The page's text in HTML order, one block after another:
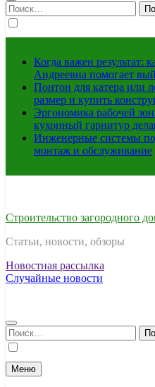
Найти:
Когда важен результат:
Андреевна помогает
Понтон для катера или
размер и купить
Эргономика рабочей
кухонный гарнитур
Инженерные системы
монтаж и обслуживание
Строительство загородного
Статьи, новости, обзоры
Новостная рассылка
Случайные новости
Найти:
Меню